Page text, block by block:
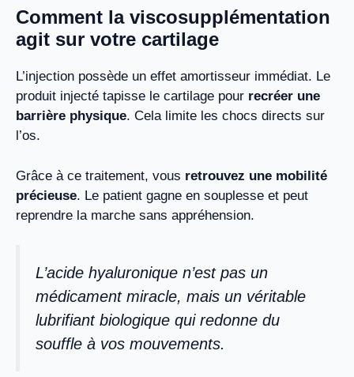
Comment la viscosupplémentation
agit sur votre cartilage
L’injection possède un effet amortisseur immédiat. Le
produit injecté tapisse le cartilage pour recréer une
barrière physique. Cela limite les chocs directs sur
l’os.
Grâce à ce traitement, vous retrouvez une mobilité
précieuse. Le patient gagne en souplesse et peut
reprendre la marche sans appréhension.
L’acide hyaluronique n’est pas un
médicament miracle, mais un véritable
lubrifiant biologique qui redonne du
souffle à vos mouvements.